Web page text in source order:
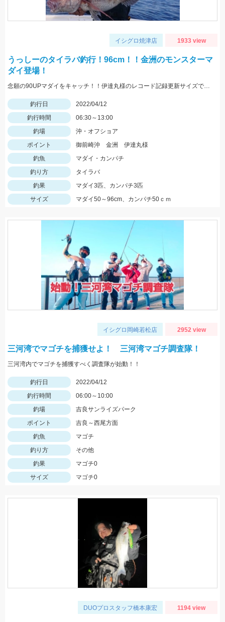
イシグロ焼津店 1933 view
うっしーのタイラバ釣行！96cm！！金洲のモンスターマ
ダイ登場！
念願の90UPマダイをキャッチ！！伊達丸様のレコード記録更新サイズです♪
釣行日
2022/04/12
釣行時間
06:30～13:00
釣場
沖・オフショア
ポイント
御前崎沖 金洲 伊達丸様
釣魚
マダイ・カンパチ
釣り方
タイラバ
釣果
マダイ3匹、カンパチ3匹
サイズ
マダイ50～96cm、カンパチ50ｃｍ
イシグロ岡崎若松店 2952 view
三河湾でマゴチを捕獲せよ！ 三河湾マゴチ調査隊！
三河湾内でマゴチを捕獲すべく調査隊が始動！！
釣行日
2022/04/12
釣行時間
06:00～10:00
釣場
吉良サンライズパーク
ポイント
吉良～西尾方面
釣魚
マゴチ
釣り方
その他
釣果
マゴチ0
サイズ
マゴチ0
DUOプロスタッフ橋本康宏 1194 view